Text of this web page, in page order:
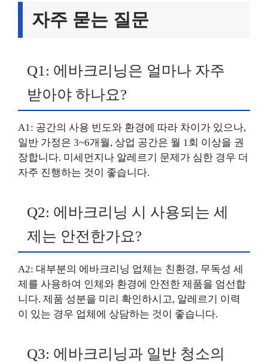
자주 묻는 질문
Q1: 에바크리닝은 얼마나 자주
받아야 하나요?
A1: 공간의 사용 빈도와 환경에 따라 차이가 있으나,
일반 가정은 3~6개월, 상업 공간은 월 1회 이상을 권
장합니다. 미세먼지나 알레르기 문제가 심한 경우 더
자주 진행하는 것이 좋습니다.
Q2: 에바크리닝 시 사용되는 세
제는 안전한가요?
A2: 대부분의 에바크리닝 업체는 친환경, 무독성 세
제를 사용하여 인체와 환경에 안전한 제품을 엄선합
니다. 제품 성분을 미리 확인하시고, 알레르기 이력
이 있는 경우 업체에 상담하는 것이 좋습니다.
Q3: 에바크리닝과 일반 청소의